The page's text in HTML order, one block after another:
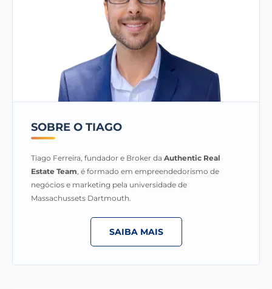
SOBRE O TIAGO
Tiago Ferreira, fundador e Broker da Authentic Real
Estate Team, é formado em empreendedorismo de
negócios e marketing pela universidade de
Massachussets Dartmouth.
SAIBA MAIS